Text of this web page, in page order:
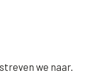
we naar.